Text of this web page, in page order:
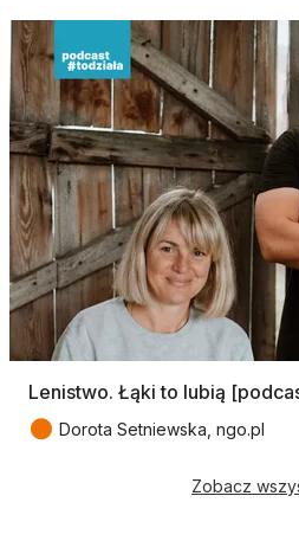
Lenistwo. Łąki to lubią
● Dorota Setniewska, ngo.pl
Zobacz